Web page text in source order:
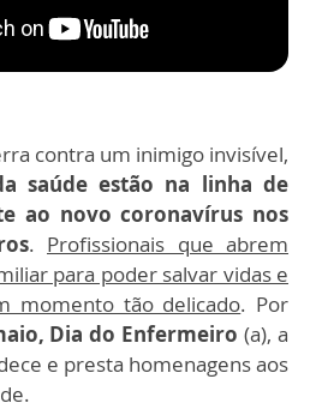
contra um inimigo invisível,
saúde estão na linha de
ao novo coronavírus nos
. Profissionais que abrem
para poder salvar vidas e
momento tão delicado. Por
Dia do Enfermeiro (a), a
e presta homenagens aos